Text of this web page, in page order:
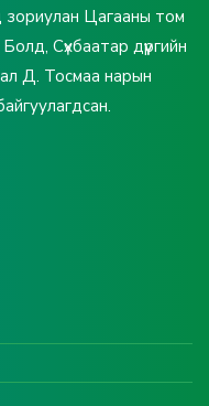
зориулан Цагааны том
Сүхбаатар дүүргийн
Д. Тосмаа нарын